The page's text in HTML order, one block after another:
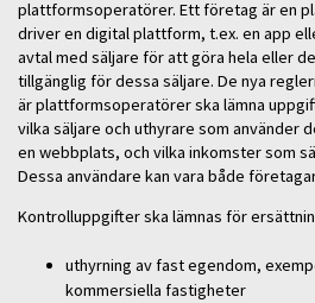
plattformsoperatörer. Ett företag är en
driver en digital plattform, t.ex. en app
avtal med säljare för att göra hela eller
tillgänglig för dessa säljare. De nya
är plattformsoperatörer ska lämna
vilka säljare och uthyrare som använder
en webbplats, och vilka inkomster som
Dessa användare kan vara både
Kontrolluppgifter ska lämnas för
uthyrning av fast egendom,
kommersiella fastigheter